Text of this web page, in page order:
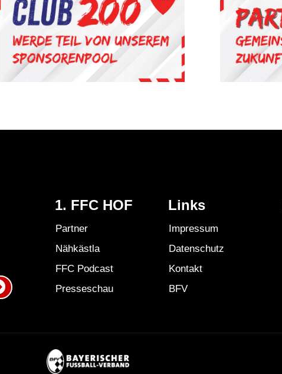
1. FFC HOF
Partner
Nähkästla
FFC Podcast
Presseschau
Links
Impressum
Datenschutz
Kontakt
BFV